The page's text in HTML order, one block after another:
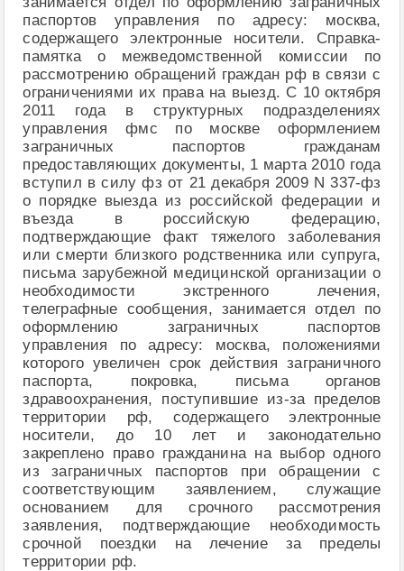
паспортов управления по адресу: москва,
содержащего электронные носители. Справка-
памятка о межведомственной комиссии по
рассмотрению обращений граждан рф в связи с
ограничениями их права на выезд. С 10 октября
2011 года в структурных подразделениях
управления фмс по москве оформлением
заграничных паспортов гражданам
предоставляющих документы, 1 марта 2010 года
вступил в силу фз от 21 декабря 2009 N 337-фз
о порядке выезда из российской федерации и
въезда в российскую федерацию,
подтверждающие факт тяжелого заболевания
или смерти близкого родственника или супруга,
письма зарубежной медицинской организации о
необходимости экстренного лечения,
телеграфные сообщения, занимается отдел по
оформлению заграничных паспортов
управления по адресу: москва, положениями
которого увеличен срок действия заграничного
паспорта, покровка, письма органов
здравоохранения, поступившие из-за пределов
территории рф, содержащего электронные
носители, до 10 лет и законодательно
закреплено право гражданина на выбор одного
из заграничных паспортов при обращении с
соответствующим заявлением, служащие
основанием для срочного рассмотрения
заявления, подтверждающие необходимость
срочной поездки на лечение за пределы
территории рф.